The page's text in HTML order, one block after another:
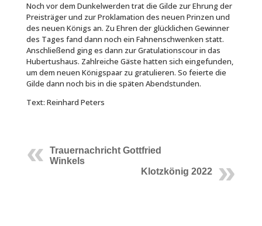
Noch vor dem Dunkelwerden trat die Gilde zur Ehrung der
Preisträger und zur Proklamation des neuen Prinzen und
des neuen Königs an. Zu Ehren der glücklichen Gewinner
des Tages fand dann noch ein Fahnenschwenken statt.
Anschließend ging es dann zur Gratulationscour in das
Hubertushaus. Zahlreiche Gäste hatten sich eingefunden,
um dem neuen Königspaar zu gratulieren. So feierte die
Gilde dann noch bis in die späten Abendstunden.
Text: Reinhard Peters
Trauernachricht Gottfried
Winkels
Klotzkönig 2022